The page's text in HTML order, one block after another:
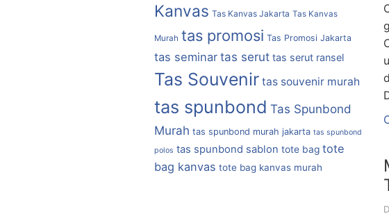
Kanvas Tas Kanvas Jakarta Tas Kanvas
Murah tas promosi Tas Promosi Jakarta
tas seminar tas serut tas serut ransel
Tas Souvenir tas souvenir murah
tas spunbond Tas Spunbond
Murah tas spunbond murah jakarta tas spunbond
polos tas spunbond sablon tote bag tote
bag kanvas tote bag kanvas murah